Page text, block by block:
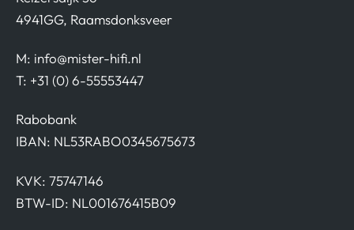
4941GG, Raamsdonksveer
M: info@mister-hifi.nl
T: +31 (0) 6-55553447
Rabobank
IBAN: NL53RABO0345675673
KVK: 75747146
BTW-ID: NL001676415B09